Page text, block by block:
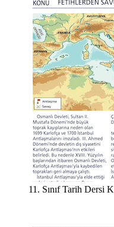
11. Sınıf Tarih Dersi